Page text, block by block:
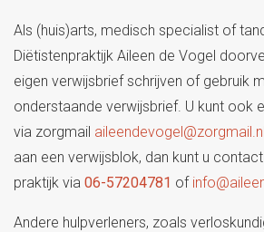
Als (huis)arts, medisch specialist of
Diëtistenpraktijk Aileen de Vogel
eigen verwijsbrief schrijven of gebruik
onderstaande verwijsbrief. U kunt ook
via zorgmail aileendevogel@zorgmail.nl
aan een verwijsblok, dan kunt u
praktijk via 06-57204781 of
Andere hulpverleners, zoals